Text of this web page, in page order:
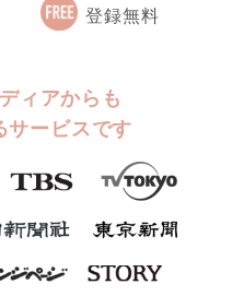
登録無料
ィアからも
サービスです